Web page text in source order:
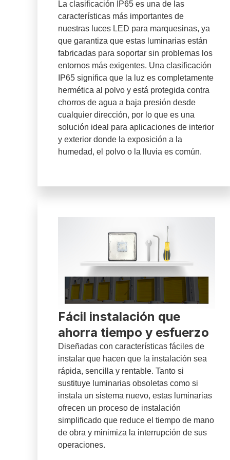
La clasificación IP65 es una de las
características más importantes de
nuestras luces LED para marquesinas, ya
que garantiza que estas luminarias están
fabricadas para soportar sin problemas los
entornos más exigentes. Una clasificación
IP65 significa que la luz es completamente
hermética al polvo y está protegida contra
chorros de agua a baja presión desde
cualquier dirección, por lo que es una
solución ideal para aplicaciones de interior
y exterior donde la exposición a la
humedad, el polvo o la lluvia es común.
Fácil instalación que
ahorra tiempo y esfuerzo
Diseñadas con características fáciles de
instalar que hacen que la instalación sea
rápida, sencilla y rentable. Tanto si
sustituye luminarias obsoletas como si
instala un sistema nuevo, estas luminarias
ofrecen un proceso de instalación
simplificado que reduce el tiempo de mano
de obra y minimiza la interrupción de sus
operaciones.